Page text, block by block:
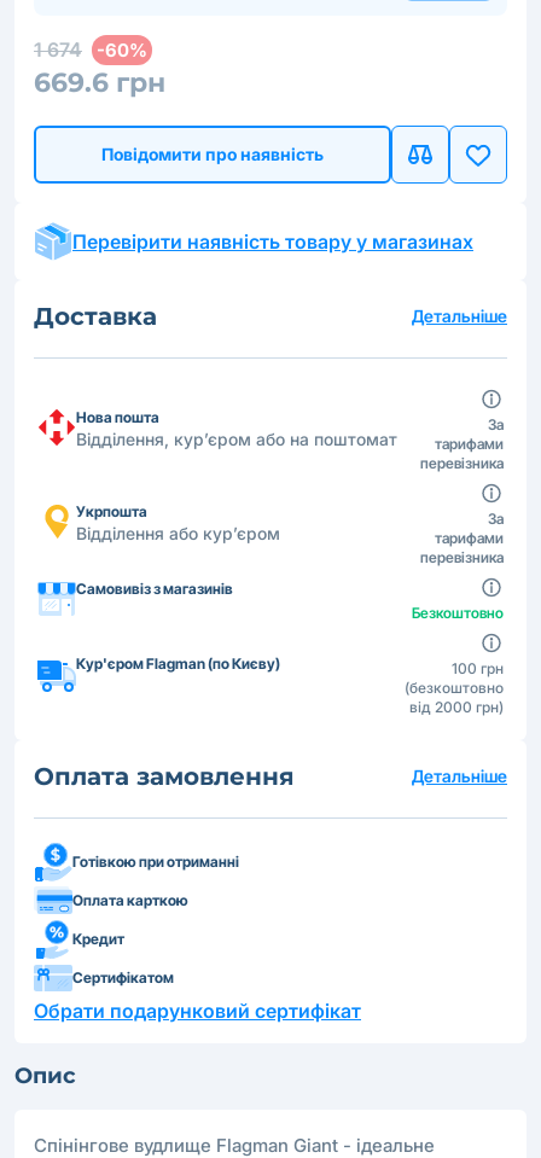
1 674 -60%
669.6 грн
Повідомити про наявність
Перевірити наявність товару у магазинах
Доставка Детальніше
Нова пошта
Відділення, кур’єром або на поштомат
За
тарифами
перевізника
Укрпошта
Відділення або кур’єром
За
тарифами
перевізника
Самовивіз з магазинів
Безкоштовно
Кур'єром Flagman (по Києву)
100 грн
(безкоштовно
від 2000 грн)
Оплата замовлення Детальніше
Готівкою при отриманні
Оплата карткою
Кредит
Сертифікатом
Обрати подарунковий сертифікат
Опис
Спінінгове вудлище Flagman Giant - ідеальне